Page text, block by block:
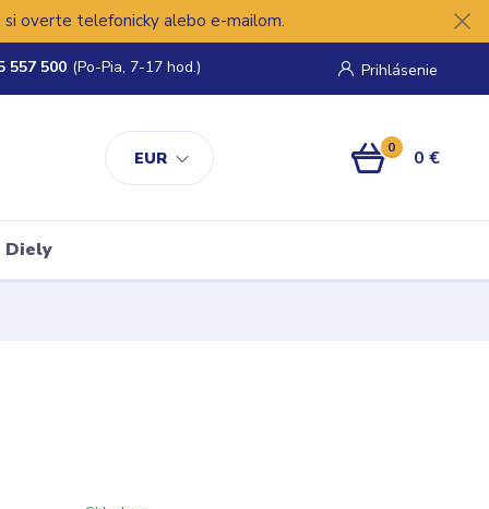
si overte telefonicky alebo e-mailom.
EUR
Prihlásenie
557 500 (Po-Pia, 7-17 hod.)
0 0 €
Diely